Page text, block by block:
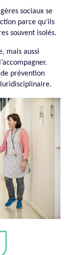
sociaux se
parce qu’ils
souvent isolés.
mais aussi
de prévention